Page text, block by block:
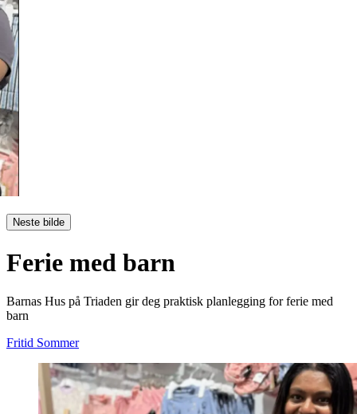
Neste bilde
Ferie med barn
Barnas Hus på Triaden gir deg praktisk planlegging for ferie med
barn
Fritid Sommer